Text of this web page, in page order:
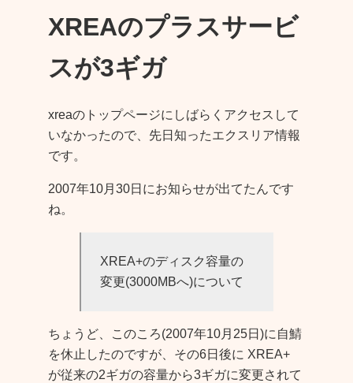
XREAのプラスサービ
スが3ギガ
xreaのトップページにしばらくアクセスして
いなかったので、先日知ったエクスリア情報
です。
2007年10月30日にお知らせが出てたんです
ね。
XREA+のディスク容量の
変更(3000MBへ)について
ちょうど、このころ(2007年10月25日)に自鯖
を休止したのですが、その6日後に XREA+
が従来の2ギガの容量から3ギガに変更されて